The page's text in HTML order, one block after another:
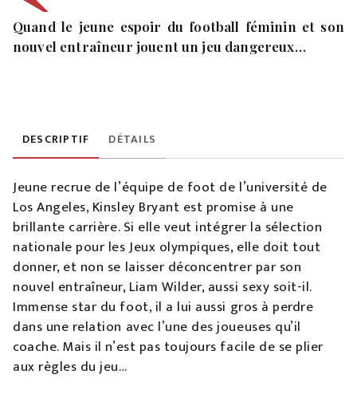
Quand le jeune espoir du football féminin et son
nouvel entraîneur jouent un jeu dangereux…
DESCRIPTIF DÉTAILS
Jeune recrue de l’équipe de foot de l’université de
Los Angeles, Kinsley Bryant est promise à une
brillante carrière. Si elle veut intégrer la sélection
nationale pour les Jeux olympiques, elle doit tout
donner, et non se laisser déconcentrer par son
nouvel entraîneur, Liam Wilder, aussi sexy soit-il.
Immense star du foot, il a lui aussi gros à perdre
dans une relation avec l’une des joueuses qu’il
coache. Mais il n’est pas toujours facile de se plier
aux règles du jeu…